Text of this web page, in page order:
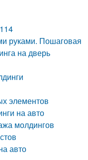
руками. Пошаговая
на дверь
элементов
на авто
молдингов
авто